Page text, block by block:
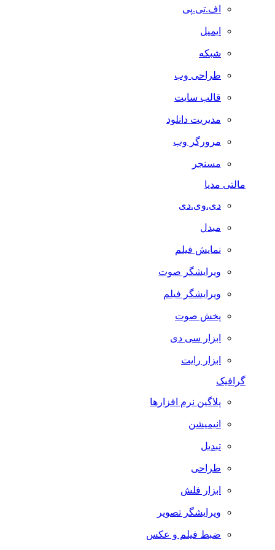
اف.تی.پی
طراحی وب
قالب سایت
مدیریت دانلود
مرورگر وب
مسنجر
مدیا
دی.وی.دی
نمایش فیلم
ویرایشگر صوت
ویرایشگر فیلم
پخش صوت
ابزار سی دی
ابزار رایت
پلاگین نرم افزارها
انیمیشن
طراحی
ابزار فلش
ویرایشگر تصویر
ضبط فيلم و عكس